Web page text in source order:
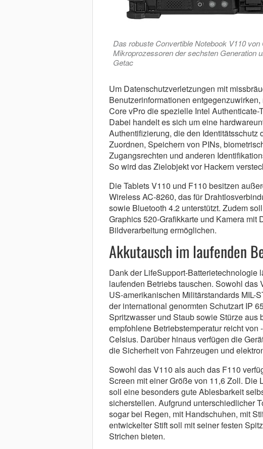
Das robuste Convertible Notebook V110
Mikroprozessoren der sechsten Generation
Getac
Um Datenschutzverletzungen mit
Benutzerinformationen
Core vPro die spezielle Intel
Dabei handelt es sich um eine
Authentifizierung, die den Identitätsschutz
Zuordnen, Speichern von PINs,
Zugangsrechten und anderen
So wird das Zielobjekt vor Hackern
Die Tablets V110 und F110 besitzen
Wireless AC-8260, das für
sowie Bluetooth 4.2 unterstützt. Zudem
Graphics 520-Grafikkarte und Kamera
Bildverarbeitung ermöglichen.
Akkutausch im laufenden
Dank der LifeSupport-Batterietechnologie
laufenden Betriebs tauschen. Sowohl
US-amerikanischen Militärstandards MIL-
der international genormten Schutzart IP
Spritzwasser und Staub sowie Stürze aus
empfohlene Betriebstemperatur reicht von
Celsius. Darüber hinaus verfügen die
die Sicherheit von Fahrzeugen und
Sowohl das V110 als auch das F110
Screen mit einer Größe von 11,6 Zoll. Die
soll eine besonders gute Ablesbarkeit
sicherstellen. Aufgrund unterschiedlicher
sogar bei Regen, mit Handschuhen, mit
entwickelter Stift soll mit seiner festen
Strichen bieten.